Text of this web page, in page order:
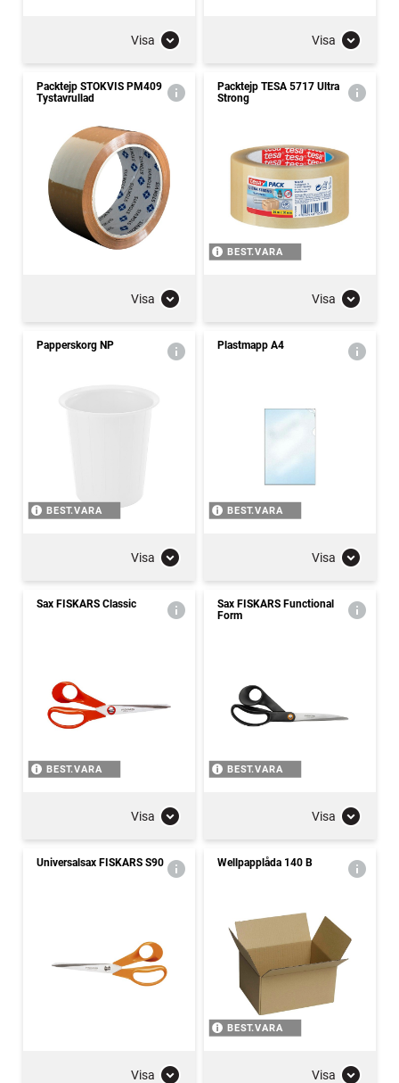
Visa Visa
Packtejp STOKVIS PM409
Tystavrullad
Visa
Packtejp TESA 5717 Ultra
Strong
BEST.VARA
Visa
Papperskorg NP
BEST.VARA
Visa
Plastmapp A4
BEST.VARA
Visa
Sax FISKARS Classic
BEST.VARA
Visa
Sax FISKARS Functional
Form
BEST.VARA
Visa
Universalsax FISKARS S90
Visa
Wellpapplåda 140 B
BEST.VARA
Visa